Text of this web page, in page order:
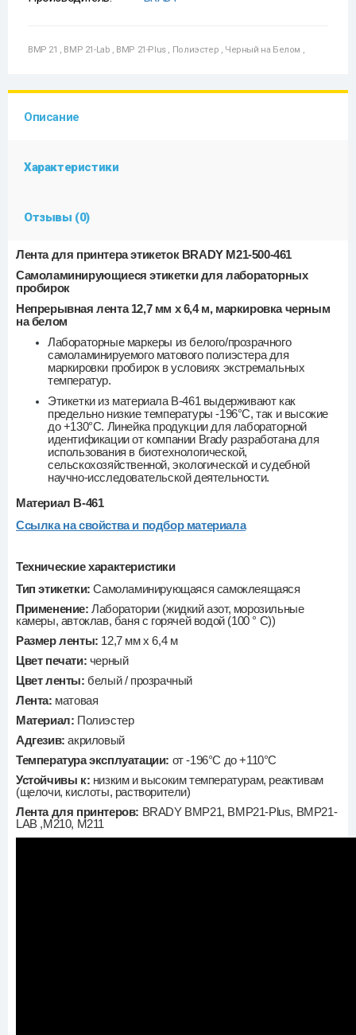
BMP 21 , BMP 21-Lab , BMP 21-Plus , Полиэстер , Черный на Белом ,
Описание
Характеристики
Отзывы (0)
Лента для принтера этикеток BRADY M21-500-461
Самоламинирующиеся этикетки для лабораторных
пробирок
Непрерывная лента 12,7 мм х 6,4 м, маркировка черным
на белом
Лабораторные маркеры из белого/прозрачного
самоламинируемого матового полиэстера для
маркировки пробирок в условиях экстремальных
температур.
Этикетки из материала B-461 выдерживают как
предельно низкие температуры -196°C, так и высокие
до +130°C. Линейка продукции для лабораторной
идентификации от компании Brady разработана для
использования в биотехнологической,
сельскохозяйственной, экологической и судебной
научно-исследовательской деятельности.
Материал B-461
Ссылка на свойства и подбор материала
Технические характеристики
Тип этикетки: Самоламинирующаяся самоклеящаяся
Применение: Лаборатории (жидкий азот, морозильные
камеры, автоклав, баня с горячей водой (100 ° C))
Размер ленты: 12,7 мм х 6,4 м
Цвет печати: черный
Цвет ленты: белый / прозрачный
Лента: матовая
Материал: Полиэстер
Адгезив: акриловый
Температура эксплуатации: от -196°C до +110°C
Устойчивы к: низким и высоким температурам, реактивам
(щелочи, кислоты, растворители)
Лента для принтеров: BRADY BMP21, BMP21-Plus, BMP21-
LAB ,М210, М211